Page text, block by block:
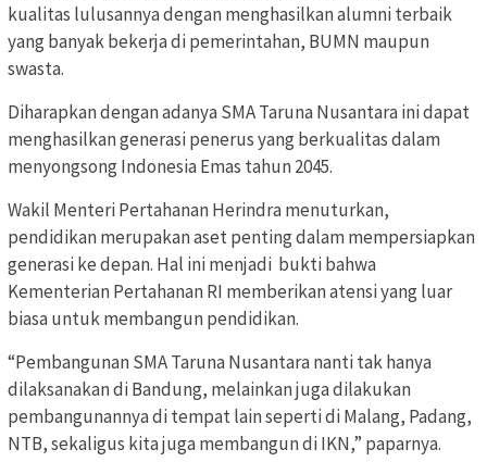
kualitas lulusannya dengan menghasilkan alumni terbaik
yang banyak bekerja di pemerintahan, BUMN maupun
swasta.
Diharapkan dengan adanya SMA Taruna Nusantara ini dapat
menghasilkan generasi penerus yang berkualitas dalam
menyongsong Indonesia Emas tahun 2045.
Wakil Menteri Pertahanan Herindra menuturkan,
pendidikan merupakan aset penting dalam mempersiapkan
generasi ke depan. Hal ini menjadi bukti bahwa
Kementerian Pertahanan RI memberikan atensi yang luar
biasa untuk membangun pendidikan.
“Pembangunan SMA Taruna Nusantara nanti tak hanya
dilaksanakan di Bandung, melainkan juga dilakukan
pembangunannya di tempat lain seperti di Malang, Padang,
NTB, sekaligus kita juga membangun di IKN,” paparnya.